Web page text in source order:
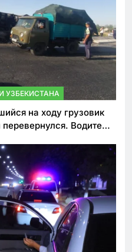
УЗБЕКИСТАНА
на ходу грузовик
Водитель